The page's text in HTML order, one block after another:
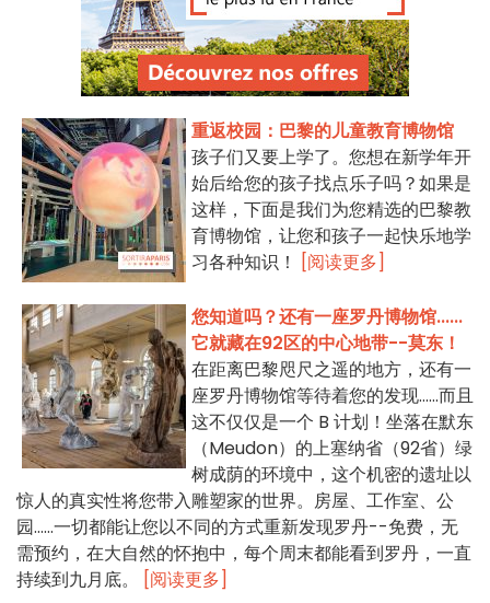
重返校园：巴黎的儿童教育博物馆
孩子们又要上学了。您想在新学年开
始后给您的孩子找点乐子吗？如果是
这样，下面是我们为您精选的巴黎教
育博物馆，让您和孩子一起快乐地学
习各种知识！
[阅读更多]
您知道吗？还有一座罗丹博物馆......
它就藏在92区的中心地带--莫东！
在距离巴黎咫尺之遥的地方，还有一
座罗丹博物馆等待着您的发现......而且
这不仅仅是一个 B 计划！坐落在默东
（Meudon）的上塞纳省（92省）绿
树成荫的环境中，这个机密的遗址以
惊人的真实性将您带入雕塑家的世界。房屋、工作室、公
园......一切都能让您以不同的方式重新发现罗丹--免费，无
需预约，在大自然的怀抱中，每个周末都能看到罗丹，一直
持续到九月底。
[阅读更多]